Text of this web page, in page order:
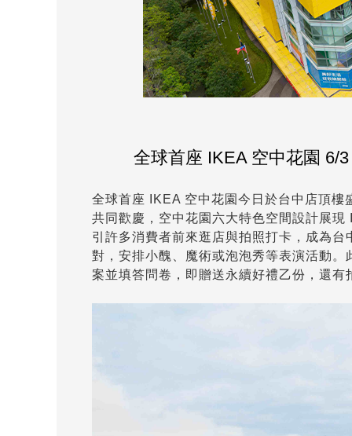
全球首座 IKEA 空中花園 6/
全球首座 IKEA 空中花園今日於台中店頂
共同歡慶，空中花園六大特色空間設計展
引許多消費者前來逛店與拍照打卡，成為
對，安排小醜、魔術或泡泡秀等表演活動
案並填答問卷，即贈送永續好禮乙份，還